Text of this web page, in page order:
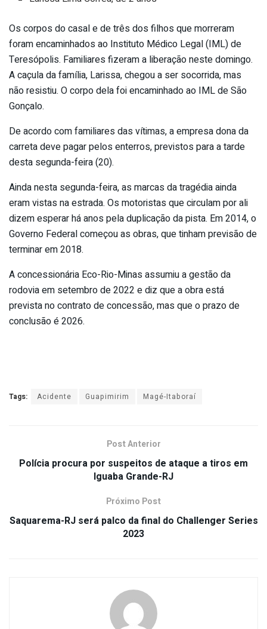
Os corpos do casal e de três dos filhos que morreram
foram encaminhados ao Instituto Médico Legal (IML) de
Teresópolis. Familiares fizeram a liberação neste domingo.
A caçula da família, Larissa, chegou a ser socorrida, mas
não resistiu. O corpo dela foi encaminhado ao IML de São
Gonçalo.
De acordo com familiares das vítimas, a empresa dona da
carreta deve pagar pelos enterros, previstos para a tarde
desta segunda-feira (20).
Ainda nesta segunda-feira, as marcas da tragédia ainda
eram vistas na estrada. Os motoristas que circulam por ali
dizem esperar há anos pela duplicação da pista. Em 2014, o
Governo Federal começou as obras, que tinham previsão de
terminar em 2018.
A concessionária Eco-Rio-Minas assumiu a gestão da
rodovia em setembro de 2022 e diz que a obra está
prevista no contrato de concessão, mas que o prazo de
conclusão é 2026.
Tags: Acidente Guapimirim Magé-Itaboraí
Post Anterior
Polícia procura por suspeitos de ataque a tiros em
Iguaba Grande-RJ
Próximo Post
Saquarema-RJ será palco da final do Challenger Series
2023